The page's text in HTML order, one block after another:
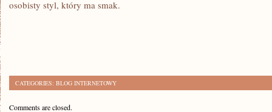
osobisty styl, który ma smak.
CATEGORIES: BLOG INTERNETOWY
Comments are closed.